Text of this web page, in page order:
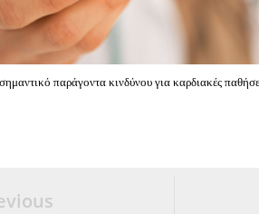
παράγοντα κινδύνου για καρδιακές